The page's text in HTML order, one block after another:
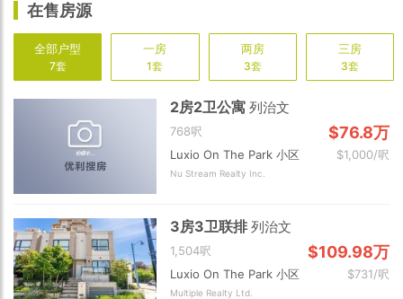
道，提供众多课后课程。
Luxio项目建筑以现代简约的西海岸风格打造，共提供41套
1-3卧室公寓单位和8套联排别墅，室内面积从607-1488平
方英尺不等。每套单位均享有宽阔的户外阳台或露台。提
供Pearl和Gem两种色调选项，起居空间通铺欧式复合地
板。Luxio提供多个室内升级选项，包括厨房家电美诺
Miele套组、客厅电动窗帘、卧室通铺地板、Level-2电动
汽车接口安装等。
点击阅读更多 »起价低至$50+万，4分钟步行即达
在售房源
全部户型
7套
一房
1套
两房
3套
三房
3套
2房2卫公寓列治文
768呎 $76.8万
Luxio On The Park 小区 $1,000/呎
Nu Stream Realty Inc.
3房3卫联排列治文
1,504呎 $109.98万
Luxio On The Park 小区 $731/呎
Multiple Realty Ltd.